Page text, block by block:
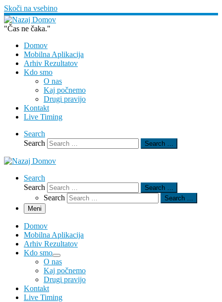
Skoči na vsebino
"Čas ne čaka."
Domov
Mobilna Aplikacija
Arhiv Rezultatov
Kdo smo
O nas
Kaj počnemo
Drugi pravijo
Kontakt
Live Timing
Search
Search
Search …
Search
Search
Search …
Search
Search …
Meni
Domov
Mobilna Aplikacija
Arhiv Rezultatov
Kdo smo
O nas
Kaj počnemo
Drugi pravijo
Kontakt
Live Timing